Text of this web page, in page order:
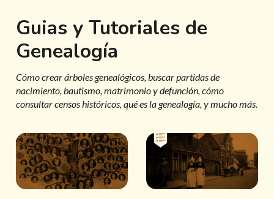
Guias y Tutoriales de
Genealogía
Cómo crear árboles genealógicos, buscar partidas de
nacimiento, bautismo, matrimonio y defunción, cómo
consultar censos históricos, qué es la genealogía, y mucho más.